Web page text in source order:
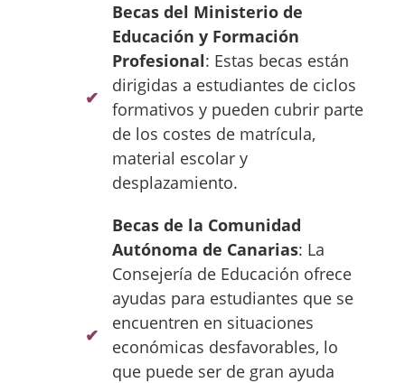
Becas del Ministerio de
Educación y Formación
Profesional: Estas becas están
dirigidas a estudiantes de ciclos
formativos y pueden cubrir parte
de los costes de matrícula,
material escolar y
desplazamiento.
Becas de la Comunidad
Autónoma de Canarias: La
Consejería de Educación ofrece
ayudas para estudiantes que se
encuentren en situaciones
económicas desfavorables, lo
que puede ser de gran ayuda